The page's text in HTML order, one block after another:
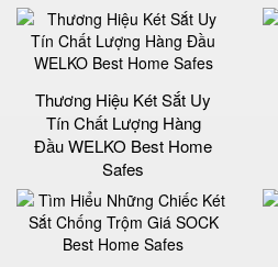
Thương Hiệu Két Sắt Uy
Tín Chất Lượng Hàng
Đầu WELKO Best Home
Safes